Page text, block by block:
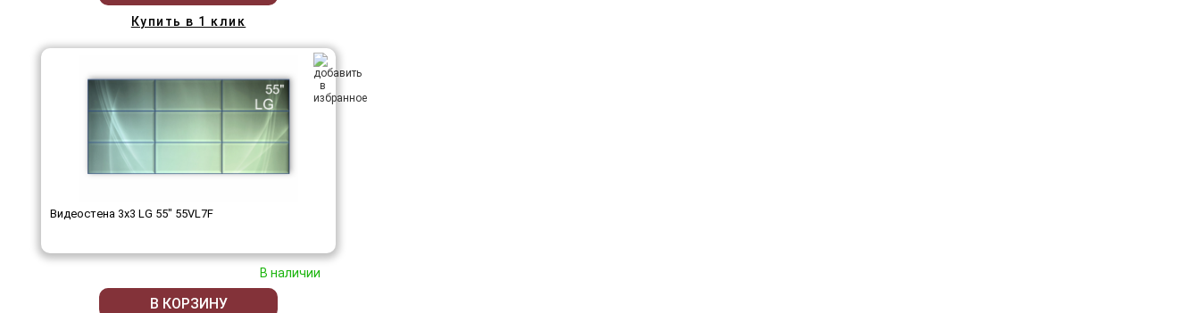
Купить в 1 клик
Видеостена 3x3 LG 55" 55VL7F
В наличии
В КОРЗИНУ